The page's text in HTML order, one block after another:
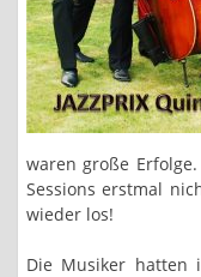
waren große
Sessions erstmal
wieder los!
Die Musiker hatten